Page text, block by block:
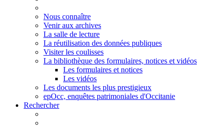
Nous connaître
Venir aux archives
La salle de lecture
La réutilisation des données publiques
Visiter les coulisses
La bibliothèque des formulaires, notices et vidéos
Les formulaires et notices
Les vidéos
Les documents les plus prestigieux
epOcc, enquêtes patrimoniales d'Occitanie
Rechercher